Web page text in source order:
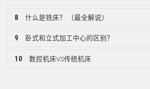
8 什么是铣床？ （最全解说）
9 卧式和立式加工中心的区别？
10 数控机床VS传统机床